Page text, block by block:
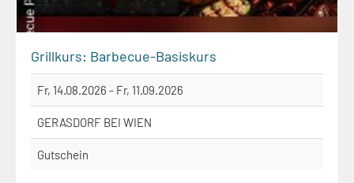
Grillkurs: Barbecue-Basiskurs
Fr, 14.08.2026 - Fr, 11.09.2026
GERASDORF BEI WIEN
Gutschein